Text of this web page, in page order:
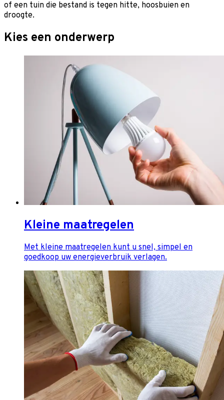
of een tuin die bestand is tegen hitte, hoosbuien en
droogte.
Kies een onderwerp
Kleine maatregelen
Met kleine maatregelen kunt u snel, simpel en
goedkoop uw energieverbruik verlagen.